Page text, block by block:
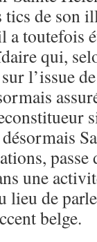
tics de son
a toutefois
qui,
l’issue
passe
une
lieu de
belge.